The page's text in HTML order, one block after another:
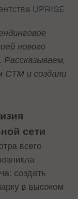
UPRISE
нового
CTM и создали
сети
всего
создать
в высоком